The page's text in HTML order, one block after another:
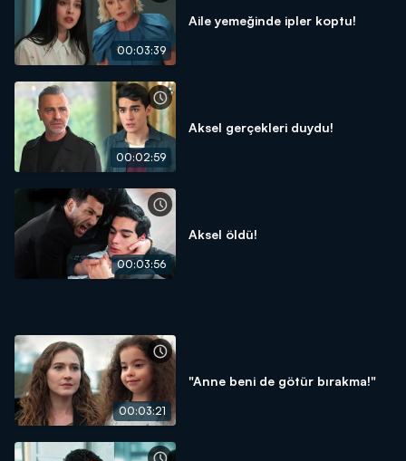
00:03:39
Aile yemeğinde ipler koptu!
00:02:59
Aksel gerçekleri duydu!
00:03:56
Aksel öldü!
00:03:21
"Anne beni de götür bırakma!"